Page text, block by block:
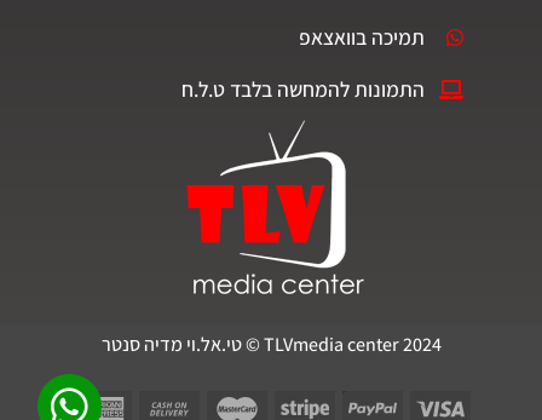
תמיכה בוואצאפ
התמונות להמחשה בלבד ט.ל.ח
TLVmedia center 2024 © טי.אל.וי מדיה סנטר